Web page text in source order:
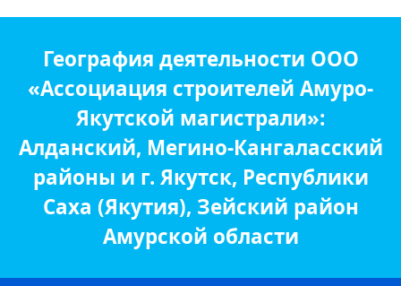
География деятельности ООО
«Ассоциация строителей Амуро-
Якутской магистрали»:
Алданский, Мегино-Кангаласский
районы и г. Якутск, Республики
Саха (Якутия), Зейский район
Амурской области